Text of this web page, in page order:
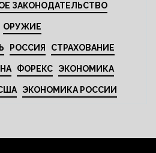
ЗАКОНОДАТЕЛЬСТВО
ОРУЖИЕ
РОССИЯ СТРАХОВАНИЕ
ФОРЕКС ЭКОНОМИКА
ЭКОНОМИКА РОССИИ